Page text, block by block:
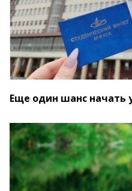
Еще один шанс начать